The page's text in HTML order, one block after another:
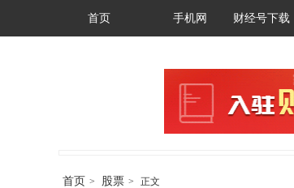
首页 手机网 财经号下载
首页 > 股票 > 正文